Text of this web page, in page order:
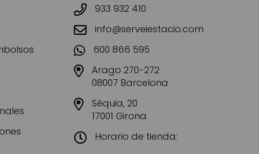
933 932 410
info@serveiestacio.com
600 866 595
Arago 270-272
08007 Barcelona
Sèquia, 20
17001 Girona
Horario de tienda: